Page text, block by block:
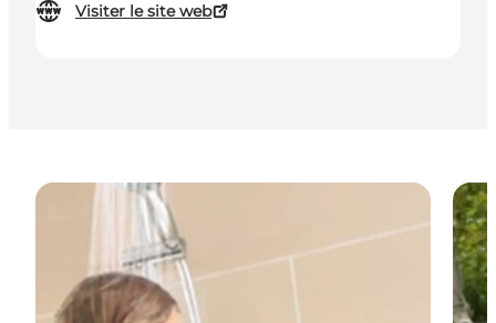
Visiter le site web